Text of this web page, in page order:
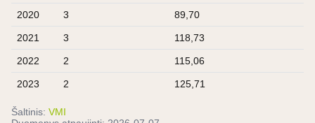
2020 3 89,70
2021 3 118,73
2022 2 115,06
2023 2 125,71
Šaltinis: VMI